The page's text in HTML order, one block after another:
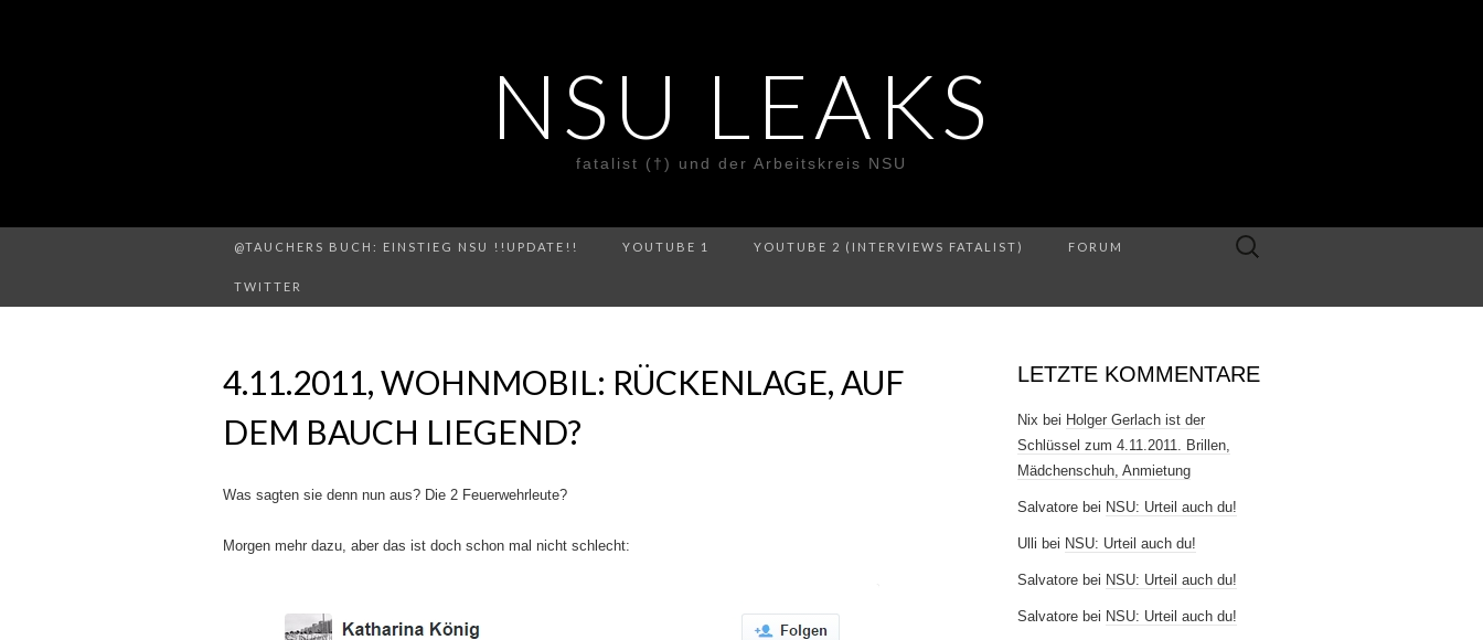
NSU LEAKS
fatalist (†) und der Arbeitskreis NSU
@TAUCHERS BUCH: EINSTIEG NSU !!UPDATE!! YOUTUBE 1 YOUTUBE 2 (INTERVIEWS FATALIST) FORUM
TWITTER
Suche
4.11.2011, WOHNMOBIL: RÜCKENLAGE, AUF
DEM BAUCH LIEGEND?
Was sagten sie denn nun aus? Die 2 Feuerwehrleute?
Morgen mehr dazu, aber das ist doch schon mal nicht schlecht:
LETZTE KOMMENTARE
Nix bei Holger Gerlach ist der
Schlüssel zum 4.11.2011. Brillen,
Mädchenschuh, Anmietung
Salvatore bei NSU: Urteil auch du!
Ulli bei NSU: Urteil auch du!
Salvatore bei NSU: Urteil auch du!
Salvatore bei NSU: Urteil auch du!